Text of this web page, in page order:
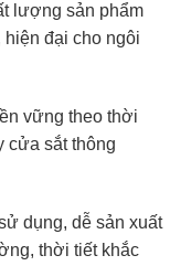
lượng sản phẩm
đại cho ngôi
vững theo thời
cửa sắt thông
dụng, dễ sản xuất
thời tiết khắc